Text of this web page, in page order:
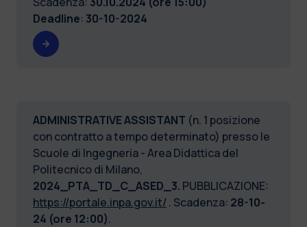
Deadline: 30-10-2024
ADMINISTRATIVE ASSISTANT (n. 1 posizione
con contratto a tempo determinato) presso le
Scuole di Ingegneria - Area Didattica del
Politecnico di Milano,
2024_PTA_TD_C_ASED_3. PUBBLICAZIONE:
https://portale.inpa.gov.it/ . Scadenza: 28-10-
24 (ore 12:00).